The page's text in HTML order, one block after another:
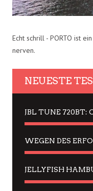
Echt schrill - PORTO ist
nerven.
NEUESTE